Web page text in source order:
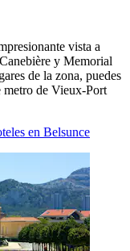
vista a
y Memorial
de la zona, puedes
metro de Vieux-Port
en Belsunce